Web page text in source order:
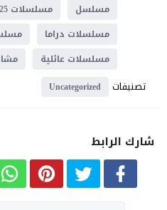
مسلسل
مسلسلات 2025
مسلسلات دراما
مسلسلات عائلية
تصنيفات Uncategorized
شارك الرابط